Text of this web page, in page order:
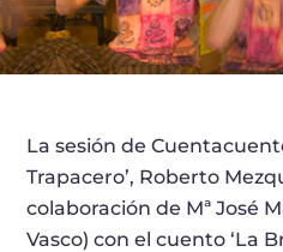
La sesión de
Trapacero’, Roberto
colaboración de Mª José
Vasco) con el cuento ‘La